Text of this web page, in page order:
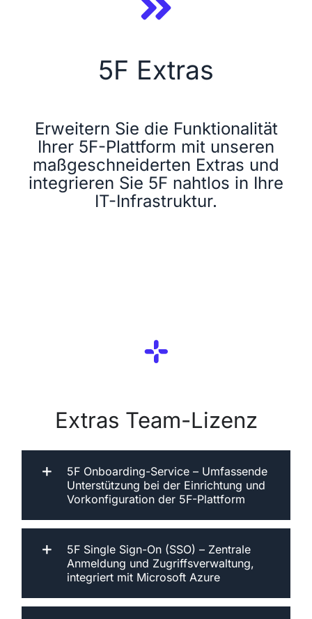
Sicherheit
Lizenzmodell
News
5F Extras
Erweitern Sie die Funktionalität
Ihrer 5F-Plattform mit unseren
maßgeschneiderten Extras und
integrieren Sie 5F nahtlos in Ihre
IT-Infrastruktur.
Extras Team-Lizenz
5F Onboarding-Service – Umfassende
Unterstützung bei der Einrichtung und
Vorkonfiguration der 5F-Plattform
5F Single Sign-On (SSO) – Zentrale
Anmeldung und Zugriffsverwaltung,
integriert mit Microsoft Azure